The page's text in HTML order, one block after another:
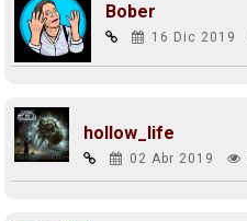
Bober
16 Dic 2019
hollow_life
02 Abr 2019